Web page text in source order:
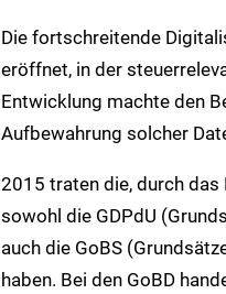
Die fortschreitende
eröffnet, in der
Entwicklung machte den
Aufbewahrung solcher
2015 traten die, durch
sowohl die GDPdU
auch die GoBS
haben. Bei den GoBD